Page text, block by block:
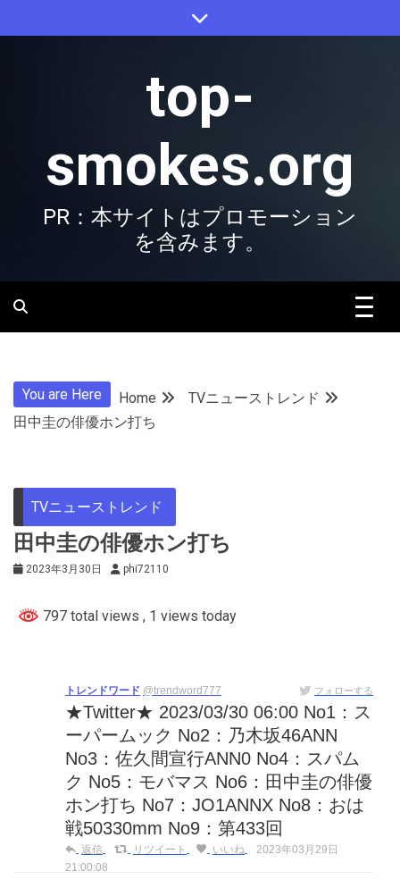
to
top-
smokes.org
PR：本サイトはプロモーション
を含みます。
You are Here Home
TVニューストレンド
田中圭の俳優ホン打ち
TVニューストレンド
田中圭の俳優ホン打ち
2023年3月30日 phi72110
797 total views , 1 views today
トレンドワード @trendword777 フォローする
★Twitter★ 2023/03/30 06:00 No1：ス
ーパームック No2：乃木坂46ANN
No3：佐久間宣行ANN0 No4：スパム
ク No5：モバマス No6：田中圭の俳優
ホン打ち No7：JO1ANNX No8：おは
戦50330mm No9：第433回
返信 リツイート いいね
2023年03月29日
21:00:08